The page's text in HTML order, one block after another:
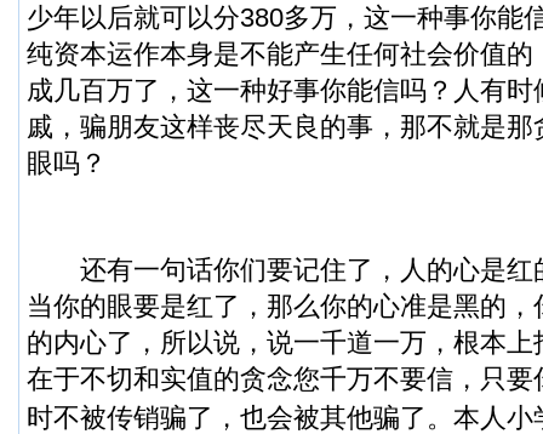
少年以后就可以分380多万，这一种事你能
纯资本运作本身是不能产生任何社会价值
成几百万了，这一种好事你能信吗？人有
戚，骗朋友这样丧尽天良的事，那不就是
眼吗？
还有一句话你们要记住了，人的心是红
当你的眼要是红了，那么你的心准是黑的
的内心了，所以说，说一千道一万，根本
在于不切和实值的贪念您千万不要信，只
时不被传销骗了，也会被其他骗了。 本人小